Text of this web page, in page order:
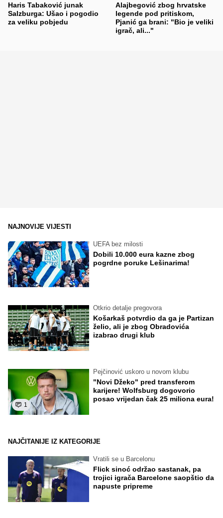
Haris Tabaković junak
Salzburga: Ušao i pogodio
za veliku pobjedu
Alajbegović zbog hrvatske
legende pod pritiskom,
Pjanić ga brani: "Bio je veliki
igrač, ali..."
NAJNOVIJE VIJESTI
UEFA bez milosti
Dobili 10.000 eura kazne zbog
pogrdne poruke Lešinarima!
Otkrio detalje pregovora
Košarkaš potvrdio da ga je Partizan
želio, ali je zbog Obradovića
izabrao drugi klub
1
Pejčinović uskoro u novom klubu
"Novi Džeko" pred transferom
karijere! Wolfsburg dogovorio
posao vrijedan čak 25 miliona eura!
NAJČITANIJE IZ KATEGORIJE
Vratili se u Barcelonu
Flick sinoć održao sastanak, pa
trojici igrača Barcelone saopštio da
napuste pripreme